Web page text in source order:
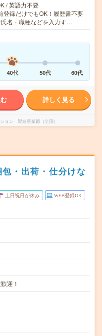
/ 英語力不要
録だけでもOK！履歴書不要
名・職種などを入力す…
40代 50代 60代
詳しく見る
ョン 製造事業部（全国）
包・出荷・仕分けな
土日祝日が休み WEB登録OK
迎！